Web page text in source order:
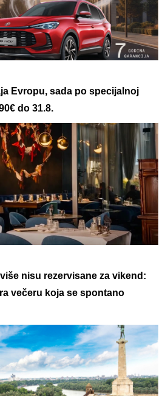
Evropu, sada po specijalnoj
do 31.8.
nisu rezervisane za vikend:
večeru koja se spontano